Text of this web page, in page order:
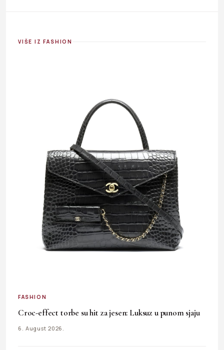
VIŠE IZ FASHION
FASHION
Croc-effect torbe su hit za jesen: Luksuz u punom sjaju
6. August 2026.